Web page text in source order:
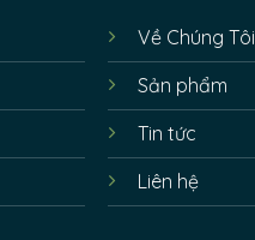
Về Chúng Tôi
Sản phẩm
Tin tức
Liên hệ